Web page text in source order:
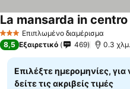
3 ΑστέριαΕπιπλωμένο διαμέρισμα
La mansarda in centro
8,5 Εξαιρετικό 469 0.3
Επιλέξτε ημερομηνίες, για
δείτε τις ακριβείς τιμές